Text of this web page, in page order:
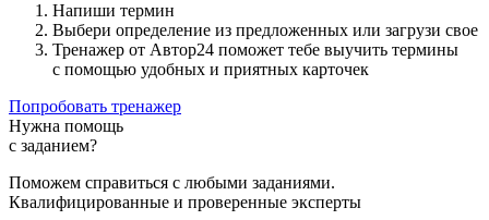
Напиши термин
Выбери определение из предложенных или загрузи свое
Тренажер от Автор24 поможет тебе выучить термины
с помощью удобных и приятных карточек
Попробовать тренажер
Нужна помощь
с заданием?
Поможем справиться с любыми заданиями.
Квалифицированные и проверенные эксперты